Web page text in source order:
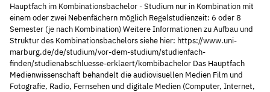
Hauptfach im Kombinationsbachelor - Studium nur in Kombination mit
einem oder zwei Nebenfächern möglich Regelstudienzeit: 6 oder 8
Semester (je nach Kombination) Weitere Informationen zu Aufbau und
Struktur des Kombinationsbachelors siehe hier: https://www.uni-
marburg.de/de/studium/vor-dem-studium/studienfach-
finden/studienabschluesse-erklaert/kombibachelor Das Hauptfach
Medienwissenschaft behandelt die audiovisuellen Medien Film und
Fotografie, Radio, Fernsehen und digitale Medien (Computer, Internet,